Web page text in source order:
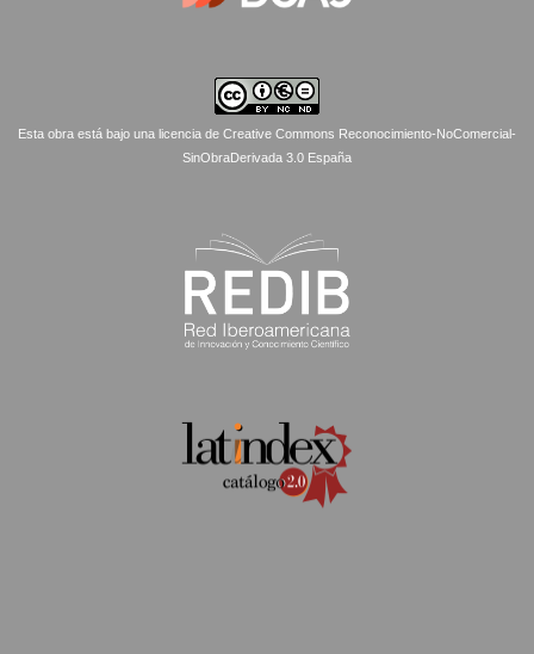
Esta obra está bajo una licencia de Creative Commons Reconocimiento-NoComercial-
SinObraDerivada 3.0 España